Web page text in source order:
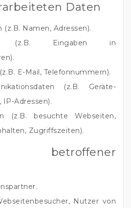
Daten
(z.B. Namen, Adressen).
(z.B. Eingaben in
E-Mail, Telefonnummern).
(z.B. Geräte-
Adressen).
(z.B. besuchte Webseiten,
Zugriffszeiten).
betroffener
Nutzer von